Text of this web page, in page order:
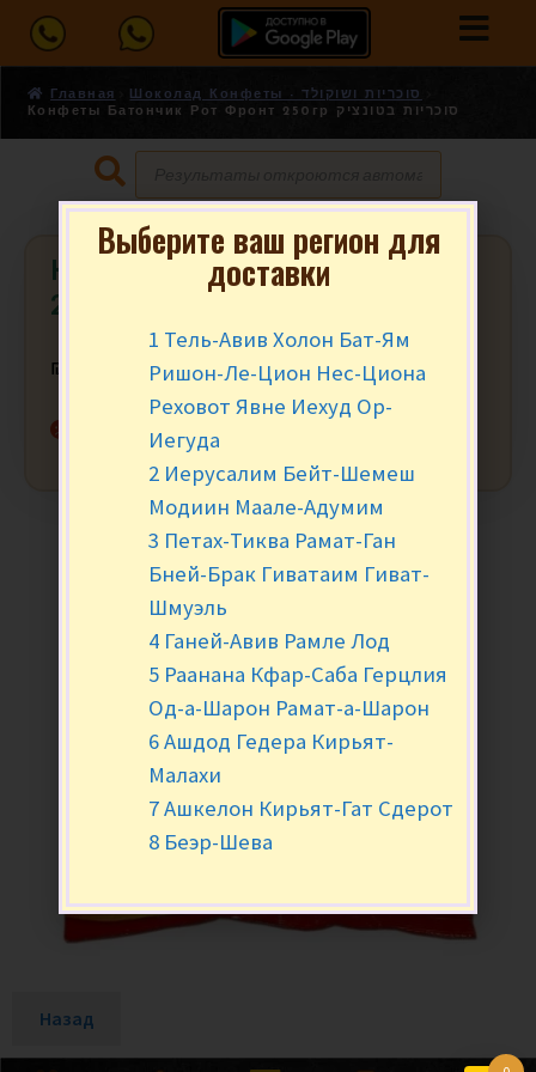
Главная
Шоколад Конфеты - סוכריות ושוקולד
Конфеты Батончик Рот Фронт 250гр סוכריות בטונציק
Конфеты Батончик Рот Фронт
₪ за уп.
Нет в наличии
Назад
Выберите ваш регион для
доставки
1 Тель-Авив Холон Бат-Ям
Ришон-Ле-Цион Нес-Циона
Реховот Явне Иехуд Ор-
Иегуда
2 Иерусалим Бейт-Шемеш
Модиин Маале-Адумим
3 Петах-Тиква Рамат-Ган
Бней-Брак Гиватаим Гиват-
Шмуэль
4 Ганей-Авив Рамле Лод
5 Раанана Кфар-Саба Герцлия
Од-а-Шарон Рамат-а-Шарон
6 Ашдод Гедера Кирьят-
Малахи
7 Ашкелон Кирьят-Гат Сдерот
8 Беэр-Шева